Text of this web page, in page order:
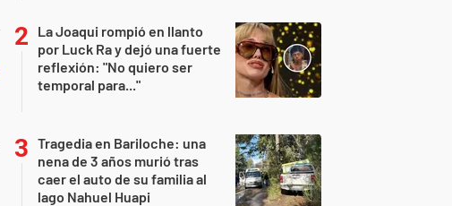
La Joaqui rompió en llanto
por Luck Ra y dejó una fuerte
reflexión: "No quiero ser
temporal para..."
Tragedia en Bariloche: una
nena de 3 años murió tras
caer el auto de su familia al
lago Nahuel Huapi